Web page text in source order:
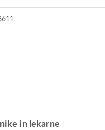
in lekarne